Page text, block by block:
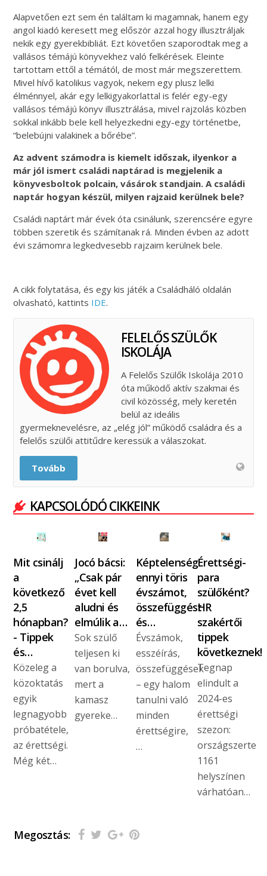
Alapvetően ezt sem én találtam ki magamnak, hanem egy
angol kiadó keresett meg először azzal hogy illusztráljak
nekik egy gyerekbibliát. Ezt követően szaporodtak meg a
vallásos témájú könyvekhez való felkérések. Eleinte
tartottam ettől a témától, de most már megszerettem.
Mivel hívő katolikus vagyok, nekem egy plusz lelki
élménnyel, akár egy lelkigyakorlattal is felér egy-egy
vallásos témájú könyv illusztrálása, mivel rajzolás közben
sokkal inkább bele kell helyezkedni egy-egy történetbe,
“belebújni valakinek a bőrébe”.
Az advent számodra is kiemelt időszak, ilyenkor a
már jól ismert családi naptárad is megjelenik a
könyvesboltok polcain, vásárok standjain. A családi
naptár hogyan készül, milyen rajzaid kerülnek bele?
Családi naptárt már évek óta csinálunk, szerencsére egyre
többen szeretik és számítanak rá. Minden évben az adott
évi számomra legkedvesebb rajzaim kerülnek bele.
A cikk folytatása, és egy kis játék a Családháló oldalán
olvasható, kattints IDE.
FELELŐS SZÜLŐK
ISKOLÁJA
A Felelős Szülők Iskolája 2010
óta működő aktív szakmai és
civil közösség, mely keretén
belül az ideális
gyermeknevelésre, az „elég jól” működő családra és a
felelős szülői attitűdre keressük a válaszokat.
Tovább
KAPCSOLÓDÓ CIKKEINK
Mit csinálj
a
következő
2,5
hónapban?
- Tippek
és…
Közeleg a
közoktatás
egyik
legnagyobb
próbatétele,
az érettségi.
Még két…
Jocó bácsi:
„Csak pár
évet kell
aludni és
elmúlik a…
Sok szülő
teljesen ki
van borulva,
mert a
kamasz
gyereke…
Képtelenség
ennyi töris
évszámot,
összefüggést
és…
Évszámok,
esszéírás,
összefüggések
– egy halom
tanulni való
minden
érettségire,
…
Érettségi-
para
szülőként?
HR
szakértői
tippek
következnek!
Tegnap
elindult a
2024-es
érettségi
szezon:
országszerte
1161
helyszínen
várhatóan…
Megosztás: